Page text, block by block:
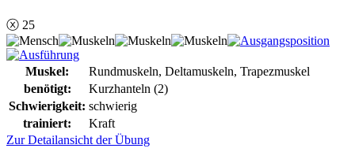
ⓧ 25
Muskel:
Rundmuskeln, Deltamuskeln, Trapezmuskel
benötigt:
Kurzhanteln (2)
Schwierigkeit: schwierig
trainiert:
Kraft
Zur Detailansicht der Übung